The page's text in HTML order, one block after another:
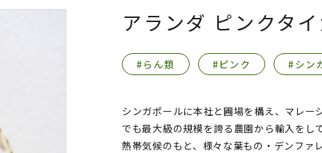
アランダ ピンクタ
#らん類 #ピンク #シン
シンガポールに本社と圃場を構え、マレー
でも最大級の規模を誇る農園から輸入をし
熱帯気候のもと、様々な葉もの・デンファ